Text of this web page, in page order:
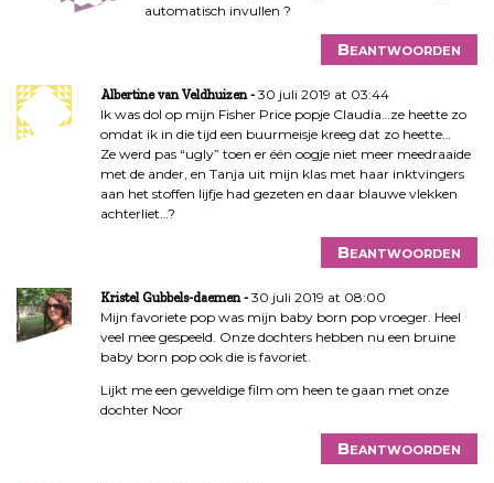
automatisch invullen ?
Beantwoorden
Albertine van Veldhuizen
30 juli 2019 at 03:44
Ik was dol op mijn Fisher Price popje Claudia…ze heette zo
omdat ik in die tijd een buurmeisje kreeg dat zo heette…
Ze werd pas “ugly” toen er één oogje niet meer meedraaide
met de ander, en Tanja uit mijn klas met haar inktvingers
aan het stoffen lijfje had gezeten en daar blauwe vlekken
achterliet…?
Beantwoorden
Kristel Gubbels-daemen
30 juli 2019 at 08:00
Mijn favoriete pop was mijn baby born pop vroeger. Heel
veel mee gespeeld. Onze dochters hebben nu een bruine
baby born pop ook die is favoriet.
Lijkt me een geweldige film om heen te gaan met onze
dochter Noor
Beantwoorden